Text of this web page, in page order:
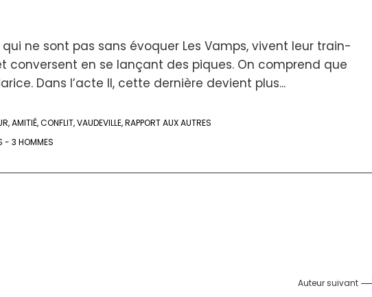
ne sont pas sans évoquer Les Vamps, vivent leur train-
conversent en se lançant des piques. On comprend que
Dans l’acte II, cette dernière devient plus...
,AMITIÉ,CONFLIT,VAUDEVILLE,RAPPORT AUX AUTRES
- 3 HOMMES
Auteur suivant